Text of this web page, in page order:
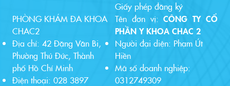
PHÒNG KHÁM ĐA KHOA
CHAC2
Địa chỉ: 42 Đặng Văn Bi,
Phường Thủ Đức, Thành
phố Hồ Chí Minh
Điện thoại: 028 3897
Giấy phép đăng ký
Tên đơn vị:CÔNG TY CỔ
PHẦN Y KHOA CHAC 2
Người đại diện: Phạm Út
Hiền
Mã số doanh nghiệp:
0312749309